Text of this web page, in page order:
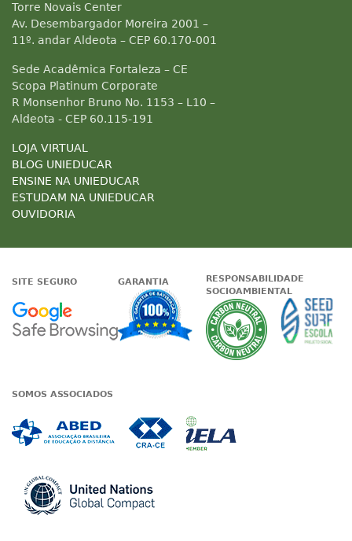
Torre Novais Center
Av. Desembargador Moreira 2001 –
11º. andar Aldeota – CEP 60.170-001
Sede Acadêmica Fortaleza – CE
Scopa Platinum Corporate
R Monsenhor Bruno No. 1153 – L10 –
Aldeota - CEP 60.115-191
LOJA VIRTUAL
BLOG UNIEDUCAR
ENSINE NA UNIEDUCAR
ESTUDAM NA UNIEDUCAR
OUVIDORIA
SITE SEGURO
Google - Status do site no
GARANTIA
Garantia de
RESPONSABILIDADE
SOCIOAMBIENTAL
A
SOMOS ASSOCIADOS